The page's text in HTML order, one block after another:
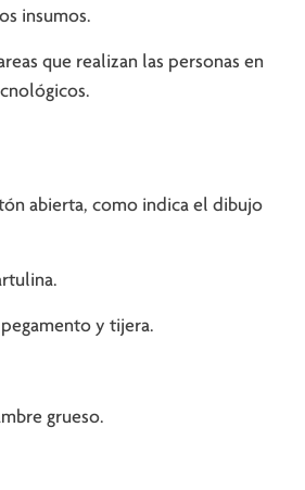
insumos.
que realizan las personas en
abierta, como indica el dibujo
y tijera.
grueso.